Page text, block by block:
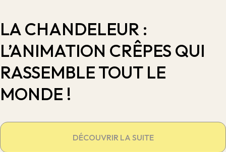
LA CHANDELEUR :
L’ANIMATION CRÊPES QUI
RASSEMBLE TOUT LE
MONDE !
DÉCOUVRIR LA SUITE